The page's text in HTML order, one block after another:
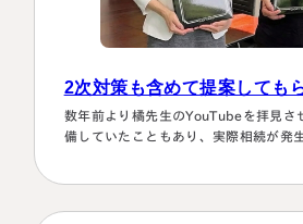
2次対策も含めて提案しても
数年前より橘先生のYouTubeを拝見さ
備していたこともあり、実際相続が発